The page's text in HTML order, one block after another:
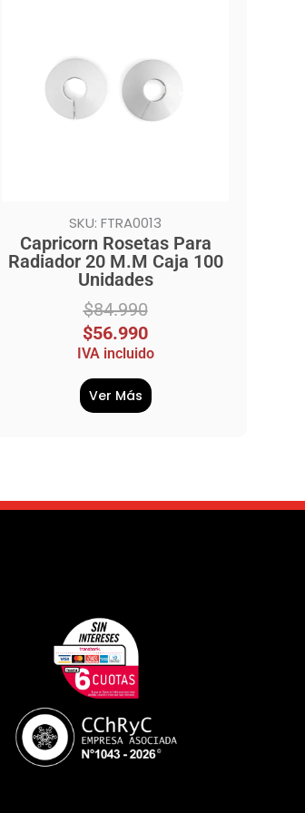
SKU: FTRA0013
Capricorn Rosetas Para
Radiador 20 M.M Caja 100
Unidades
$84.990
$84.990.
$56.990
$56.990.
IVA incluido
Ver Más